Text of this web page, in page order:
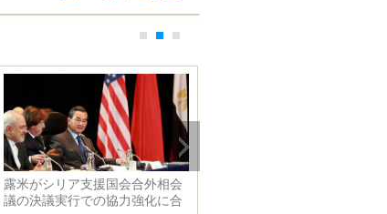
露米がシリア支援国会合外相会
議の決議実行での協力強化に合